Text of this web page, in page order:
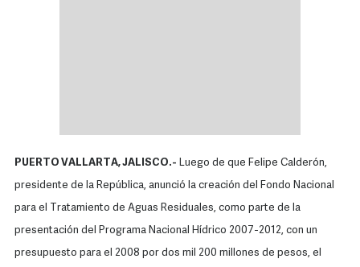
PUERTO VALLARTA, JALISCO.- Luego de que Felipe Calderón,
presidente de la República, anunció la creación del Fondo Nacional
para el Tratamiento de Aguas Residuales, como parte de la
presentación del Programa Nacional Hídrico 2007-2012, con un
presupuesto para el 2008 por dos mil 200 millones de pesos, el